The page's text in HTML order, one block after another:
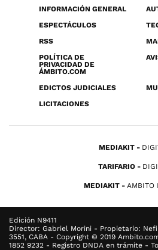
INFORMACIÓN GENERAL
ESPECTÁCULOS
RSS
POLÍTICA DE
PRIVACIDAD DE
ÁMBITO.COM
EDICTOS JUDICIALES
LICITACIONES
MEDIAKIT
TARIFARIO
MEDIAKIT AMBITO
Edición N9411
Director: Gabriel Morini - Propietario:
3551, CABA - Copyright © 2019
1852 9232 - Registro DNDA en trámite -